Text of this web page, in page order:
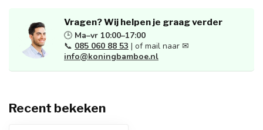
Vragen? Wij helpen je graag verder
🕒 Ma–vr 10:00–17:00
📞 085 060 88 53 | of mail naar ✉
info@koningbamboe.nl
Recent bekeken